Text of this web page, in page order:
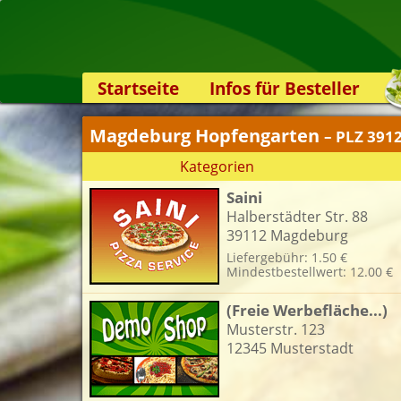
Startseite
Infos für Besteller
Lieferservice-App
Weiterempfehlen
Newsletter
Sicherheit
Kontakt
Magdeburg Hopfengarten – PLZ
Kategorien
Saini
Halberstädter Str. 88
39112 Magdeburg
Liefergebühr: 1.50 €
Mindestbestellwert: 12.00 €
(Freie Werbefläche...)
Musterstr. 123
12345 Musterstadt